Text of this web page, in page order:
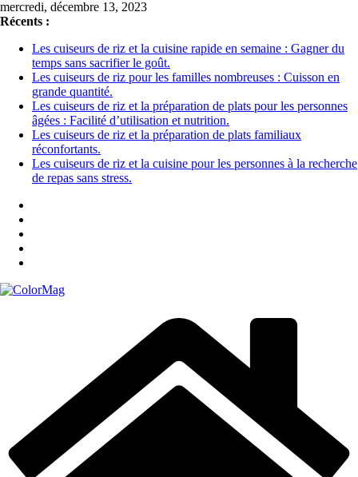
Passer
au
mercredi, décembre 13, 2023
Récents :
Les cuiseurs de riz et la cuisine rapide en semaine : Gagner du
temps sans sacrifier le goût.
Les cuiseurs de riz pour les familles nombreuses : Cuisson en
grande quantité.
Les cuiseurs de riz et la préparation de plats pour les personnes
âgées : Facilité d’utilisation et nutrition.
Les cuiseurs de riz et la préparation de plats familiaux
réconfortants.
Les cuiseurs de riz et la cuisine pour les personnes à la recherche
de repas sans stress.